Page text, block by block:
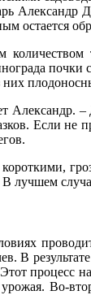
остается
почки
них
Если не
лучшем
В
процесс
Во-